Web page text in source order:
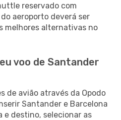
reservado com
aeroporto deverá ser
melhores alternativas no
voo de Santander
de avião através da Opodo
Santander e Barcelona
e destino, selecionar as